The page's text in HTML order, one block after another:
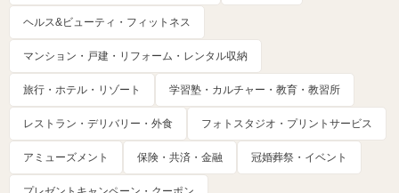
ヘルス&ビューティ・フィットネス
マンション・戸建・リフォーム・レンタル収納
旅行・ホテル・リゾート 学習塾・カルチャー・教育・教習所
レストラン・デリバリー・外食 フォトスタジオ・プリントサービス
アミューズメント 保険・共済・金融 冠婚葬祭・イベント